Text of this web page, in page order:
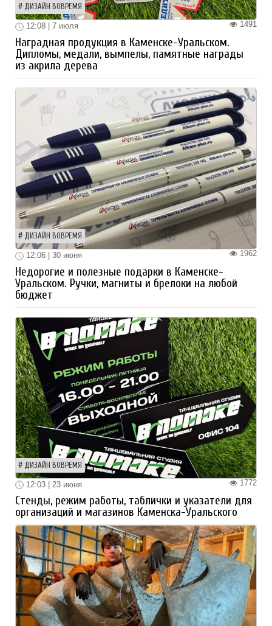
ДИЗАЙН ВОВРЕМЯ
1491
12:08 | 7 июля
Наградная продукция в Каменске-Уральском.
Дипломы, медали, вымпелы, памятные награды
из акрила дерева
ДИЗАЙН ВОВРЕМЯ
1962
12:06 | 30 июня
Недорогие и полезные подарки в Каменске-
Уральском. Ручки, магниты и брелоки на любой
бюджет
ДИЗАЙН ВОВРЕМЯ
1772
12:03 | 23 июня
Стенды, режим работы, таблички и указатели для
организаций и магазинов Каменска-Уральского